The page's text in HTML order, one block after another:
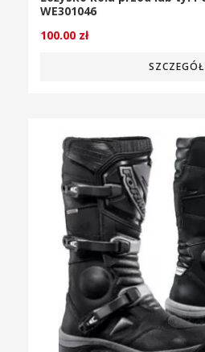
WE301046
100.00 zł